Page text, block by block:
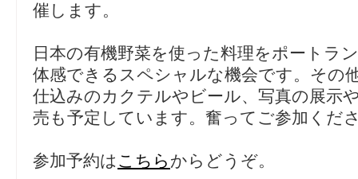
催します。
日本の有機野菜を使った料理をポートラ
体感できるスペシャルな機会です。その
仕込みのカクテルやビール、写真の展示
売も予定しています。奮ってご参加くだ
参加予約は こちら からどうぞ。